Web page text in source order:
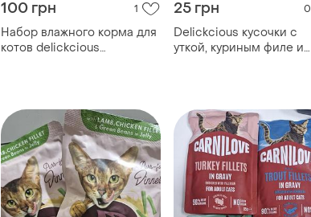
100 грн 1
Набор влажного корма для
котов delickcious
25 грн 0
Delickcious кусочки с
уткой, куриным филе и
для котов